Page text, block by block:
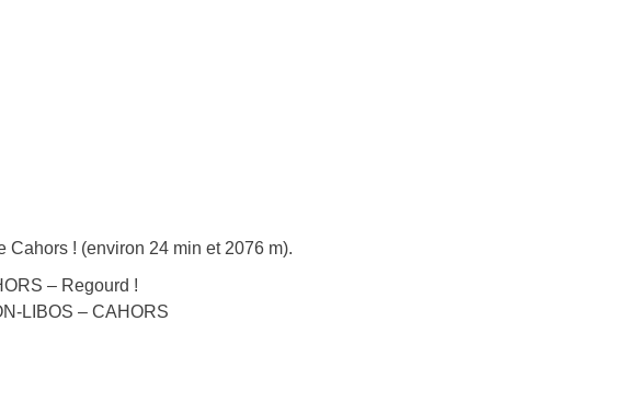
Cahors ! (environ 24 min et 2076 m).
– Regourd !
LIBOS – CAHORS